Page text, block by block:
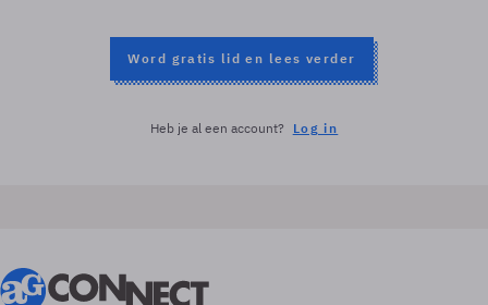
Word gratis lid en lees verder
Heb je al een account? Log in